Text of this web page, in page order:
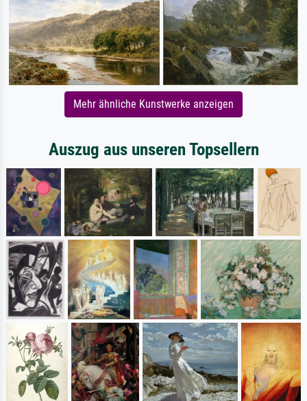
Mehr ähnliche Kunstwerke anzeigen
Auszug aus unseren Topsellern